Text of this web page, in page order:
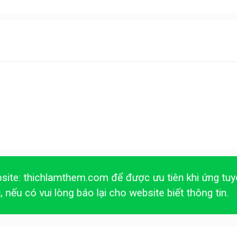
thichlamthem.com để được ưu tiên khi ứng
có vui lòng báo lại cho website biết thông tin.